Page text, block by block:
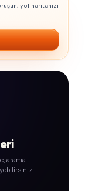
yol haritanızı
arama